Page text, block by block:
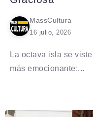
MassCultura
16 julio, 2026
La octava isla se
más emocionante:...